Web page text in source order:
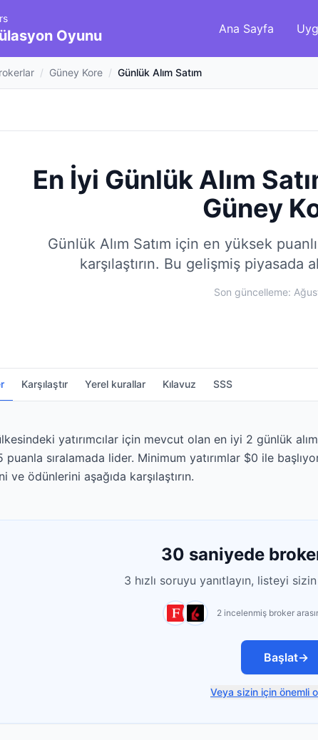
Oyunu Ana Sayfa
/ Güney Kore / Günlük Alım Satım
En İyi Günlük Alım
Güney
Günlük Alım Satım için en yüksek
karşılaştırın. Bu gelişmiş piyasada
Son güncelleme:
Karşılaştır Yerel kurallar Kılavuz SSS
yatırımcılar için mevcut olan en iyi 2 günlük
puanla sıralamada lider. Minimum yatırımlar $0 ile
ve ödünlerini aşağıda karşılaştırın.
30 saniyede
3 hızlı soruyu yanıtlayın, listeyi
2 incelenmiş broker
Başlat→
Veya sizin için önemli